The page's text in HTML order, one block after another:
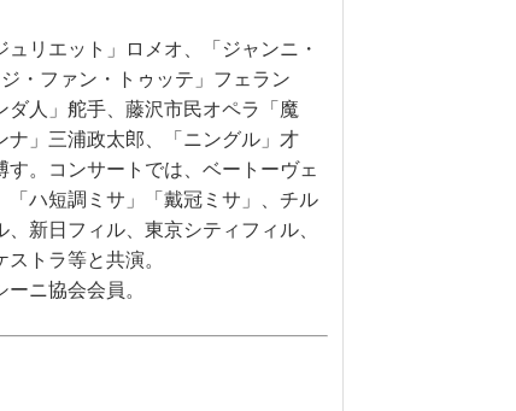
リエット」ロメオ、「ジャンニ・
・ファン・トゥッテ」フェラン
ダ人」舵手、藤沢市民オペラ「魔
」三浦政太郎、「ニングル」才
。コンサートでは、ベートーヴェ
「ハ短調ミサ」「戴冠ミサ」、チル
新日フィル、東京シティフィル、
トラ等と共演。
ニ協会会員。